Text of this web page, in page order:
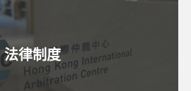
法律制度